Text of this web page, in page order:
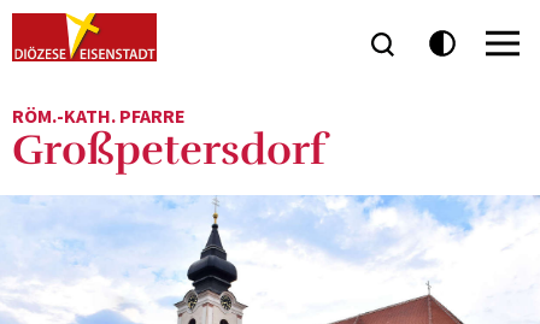
RÖM.-KATH. PFARRE
Großpetersdorf